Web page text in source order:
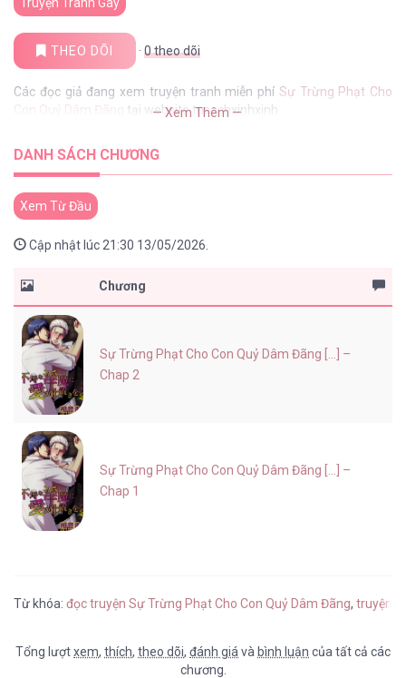
Truyện Tranh Gay
THEO DÕI · 0theo dõi
Các đọc giả đang xem truyện tranh miễn phí Sự Trừng Phạt Cho
Con Quỷ Dâm Đãng
tại website tusachxinhxinh
— Xem Thêm —
DANH SÁCH CHƯƠNG
Xem Từ Đầu
Cập nhật lúc 21:30 13/05/2026.
Chương
Sự Trừng Phạt Cho Con Quỷ Dâm Đãng [...] –
Chap 2
Sự Trừng Phạt Cho Con Quỷ Dâm Đãng [...] –
Chap 1
Từ khóa: đọc truyện Sự Trừng Phạt Cho Con Quỷ Dâm Đãng, truyện
Tổng lượtxem, thích, theo dõi, đánh giávà bình luận của tất cả các
chương.